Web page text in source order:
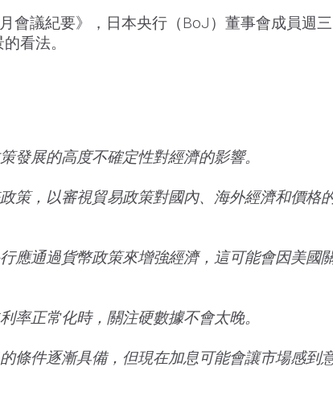
會議紀要》，日本央行（BoJ）董事會成員週三
看法。
發展的高度不確定性對經濟的影響。
策，以審視貿易政策對國內、海外經濟和價格
應通過貨幣政策來增強經濟，這可能會因美國
率正常化時，關注硬數據不會太晚。
條件逐漸具備，但現在加息可能會讓市場感到